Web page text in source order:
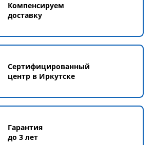
Компенсируем
доставку
Сертифицированный
центр в Иркутске
Гарантия
до 3 лет